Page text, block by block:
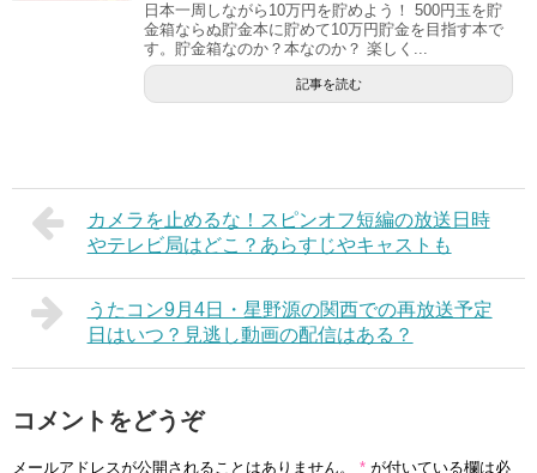
日本一周しながら10万円を貯めよう！ 500円玉を貯
金箱ならぬ貯金本に貯めて10万円貯金を目指す本で
す。貯金箱なのか？本なのか？ 楽しく...
記事を読む
カメラを止めるな！スピンオフ短編の放送日時
やテレビ局はどこ？あらすじやキャストも
うたコン9月4日・星野源の関西での再放送予定
日はいつ？見逃し動画の配信はある？
コメントをどうぞ
メールアドレスが公開されることはありません。 * が付いている欄は必